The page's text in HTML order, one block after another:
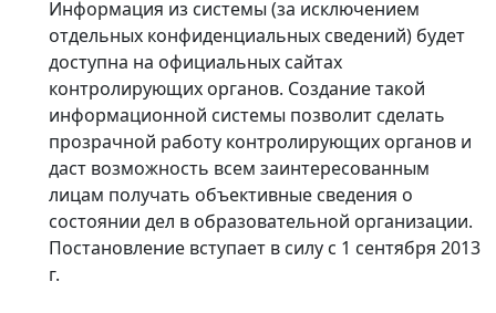
Информация из системы (за исключением
отдельных конфиденциальных сведений) будет
доступна на официальных сайтах
контролирующих органов. Создание такой
информационной системы позволит сделать
прозрачной работу контролирующих органов и
даст возможность всем заинтересованным
лицам получать объективные сведения о
состоянии дел в образовательной организации.
Постановление вступает в силу с 1 сентября 2013
г.